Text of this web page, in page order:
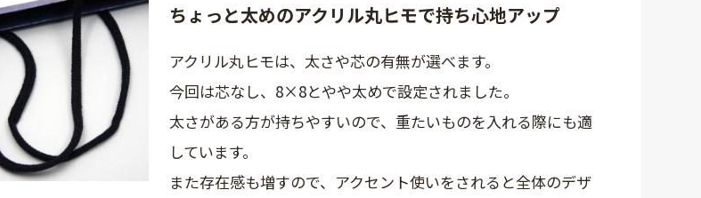
ちょっと太めのアクリル丸ヒモで持ち心地アップ
アクリル丸ヒモは、太さや芯の有無が選べます。
今回は芯なし、8×8とやや太めで設定されました。
太さがある方が持ちやすいので、重たいものを入れる際にも適
しています。
また存在感も増すので、アクセント使いをされると全体のデザ